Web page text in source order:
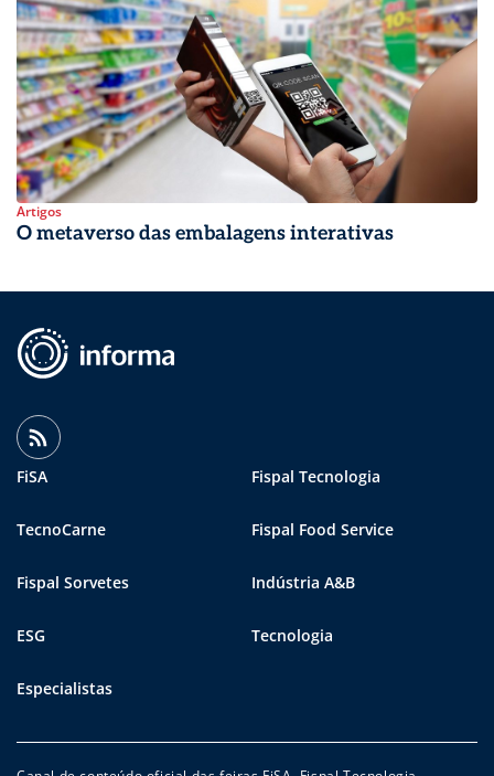
Artigos
O metaverso das embalagens interativas
FiSA Fispal Tecnologia
TecnoCarne Fispal Food Service
Fispal Sorvetes Indústria A&B
ESG Tecnologia
Especialistas